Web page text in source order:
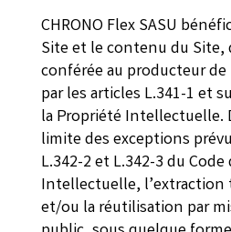
CHRONO Flex SASU
Site et le contenu du
conférée au producteur de
par les articles L.341-1 et
la Propriété Intellectuelle.
limite des exceptions
L.342-2 et L.342-3 du
Intellectuelle,
et/ou la réutilisation par